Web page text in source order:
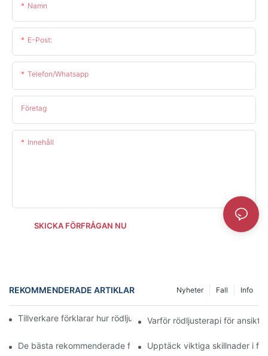
Namn
E-Post:
Telefon/whatsapp
Företag
Innehåll
SKICKA FÖRFRÅGAN NU
REKOMMENDERADE ARTIKLAR Info
Fall
Nyheter
Tillverkare förklarar hur rödljusterapi förbättrar hudens hälsa
Varför rödljusterapi för
De bästa rekommenderade fördelarna med rödljusterapi för
Upptäck viktiga skillnader i